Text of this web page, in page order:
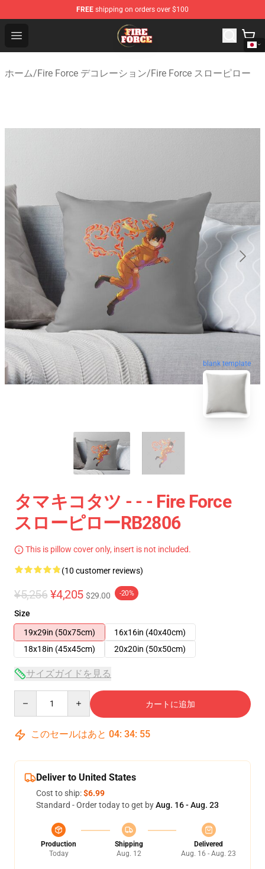
FREE shipping on orders over $100
Open menu
Fire Force Store - Official Fire Force Merchandise Shop
ホーム/Fire Force デコレーション/Fire Force スローピロー
blank template
タマキコタツ - - - Fire Force
スローピローRB2806
This is pillow cover only, insert is not included.
(10 customer reviews)
¥5,256 ¥4,205 $29.00 -20%
Size
19x29in (50x75cm)
16x16in (40x40cm)
18x18in (45x45cm)
20x20in (50x50cm)
サイズガイドを見る
カートに追加
このセールはあと 04: 34: 54
Deliver to United States
Cost to ship:$6.99
Standard - Order today to get byAug. 16 - Aug. 23
Production
Today
Shipping
Aug. 12
Delivered
Aug. 16 - Aug. 23